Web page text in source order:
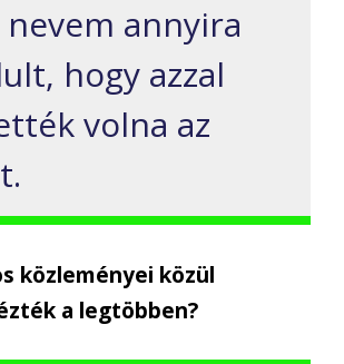
nevem annyira
hogy azzal
volna az
közleményei közül
a legtöbben?